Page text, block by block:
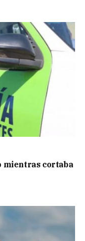
mientras cortaba